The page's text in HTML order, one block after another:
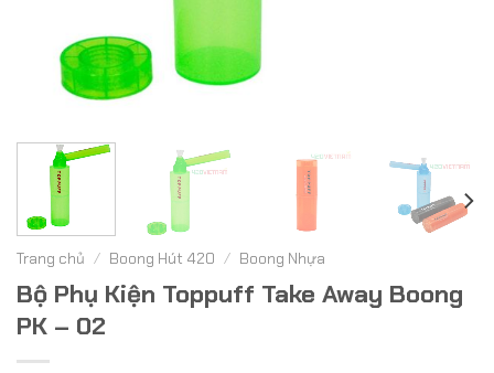
Trang chủ / Boong Hút 420 / Boong Nhựa
Bộ Phụ Kiện Toppuff Take Away Boong
PK – 02